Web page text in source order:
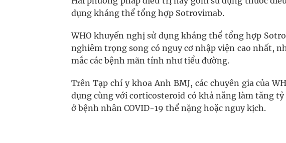
dụng kháng thể tổng hợp Sotrovimab.
WHO khuyến nghị sử dụng kháng thể tổng hợp
nghiêm trọng song có nguy cơ nhập viện cao nhất,
mắc các bệnh mãn tính như tiểu đường.
Trên Tạp chí y khoa Anh BMJ, các chuyên gia của
dụng cùng với corticosteroid có khả năng làm tăng
ở bệnh nhân COVID-19 thể nặng hoặc nguy kịch.